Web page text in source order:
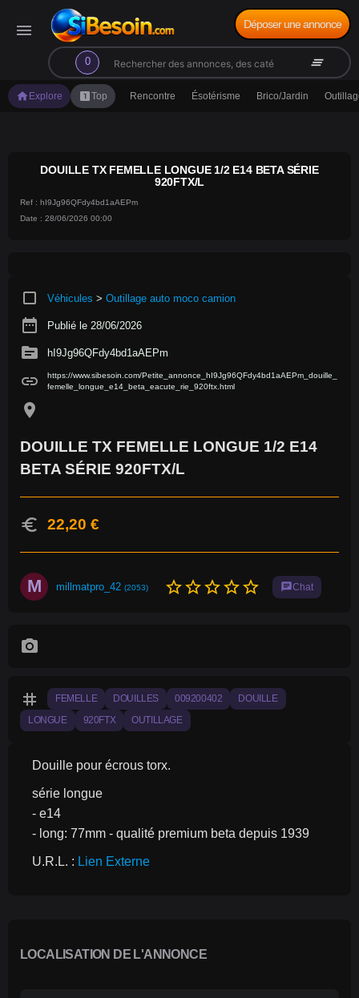
menu
0
search clear_all
Déposer une annonce
home Explore looks_oneTop Rencontre Ésotérisme Brico/Jardin
DOUILLE TX FEMELLE LONGUE 1/2 E14 BETA SÉRIE
920FTX/L
Ref : hI9Jg96QFdy4bd1aAEPm
Date : 28/06/2026 00:00
crop_square Véhicules > Outillage auto moco camion
date_range Publié le 28/06/2026
source hI9Jg96QFdy4bd1aAEPm
link
https://www.sibesoin.com/Petite_annonce_hI9Jg96QFdy4bd1aAEPm_douille_
femelle_longue_e14_beta_eacute_rie_920ftx.html
location_on
DOUILLE TX FEMELLE LONGUE 1/2 E14
BETA SÉRIE 920FTX/L
euro 22,20 €
M millmatpro_42 (2053) star_borderstar_borderstar_borderstar_borderstar_border chatChat
photo_camera
tag FEMELLE DOUILLES 009200402 DOUILLE
LONGUE 920FTX OUTILLAGE
Douille pour écrous torx.
série longue
- e14
- long: 77mm - qualité premium beta depuis 1939
U.R.L. : Lien Externe
LOCALISATION DE L'ANNONCE